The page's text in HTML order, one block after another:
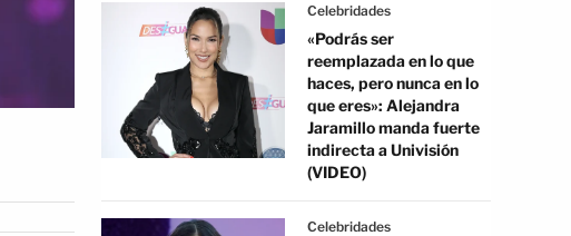
Celebridades
«Podrás ser
reemplazada en lo que
haces, pero nunca en lo
que eres»: Alejandra
Jaramillo manda fuerte
indirecta a Univisión
(VIDEO)
Celebridades